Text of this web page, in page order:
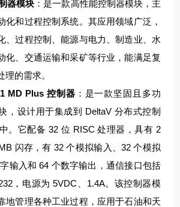
器模块 ：是一款高性能控制器模块，主
化和过程控制系统。其应用领域广泛，
、过程控制、能源与电力、制造业、水
化、交通运输和采矿等行业，能满足复
的需求。
MD Plus 控制器 ：是一款坚固且多功
，设计用于集成到 DeltaV 分布式控制
。它配备 32 位 RISC 处理器，具有 2
闪存，有 32 个模拟输入、32 个模拟
输入和 64 个数字输出，通信接口包括
，电源为 5VDC、1.4A。该控制器模
地管理各种工业过程，应用于石油和天